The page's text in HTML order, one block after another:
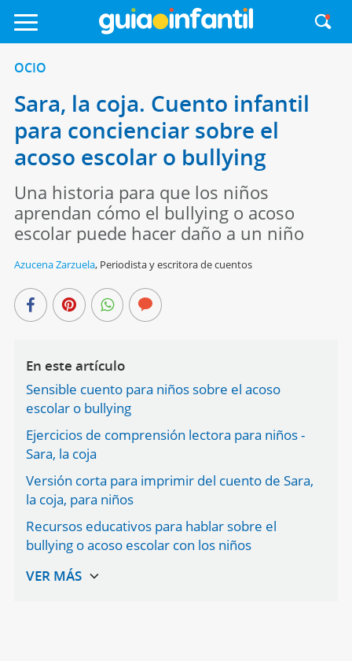
OCIO
Sara, la coja. Cuento infantil
para concienciar sobre el
acoso escolar o bullying
Una historia para que los niños
aprendan cómo el bullying o acoso
escolar puede hacer daño a un niño
Azucena Zarzuela, Periodista y escritora de cuentos
En este artículo
Sensible cuento para niños sobre el acoso
escolar o bullying
Ejercicios de comprensión lectora para niños -
Sara, la coja
Versión corta para imprimir del cuento de Sara,
la coja, para niños
Recursos educativos para hablar sobre el
bullying o acoso escolar con los niños